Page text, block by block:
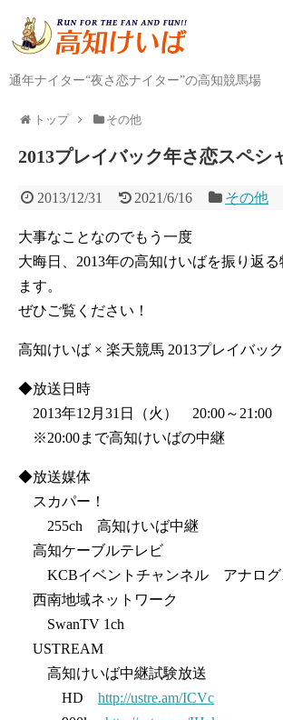
通年ナイター“夜さ恋ナイター”の高知競馬場
トップ その他
2013プレイバック年さ恋スペシ
2013/12/31 2021/6/16 その他
大事なことなのでもう一度
大晦日、2013年の高知けいばを振り返
ます。
ぜひご覧ください！
高知けいば × 楽天競馬 2013プレイバッ
◆放送日時
2013年12月31日（火） 20:00～21:00
※20:00まで高知けいばの中継
◆放送媒体
スカパー！
255ch 高知けいば中継
高知ケーブルテレビ
KCBイベントチャンネル アナログ
西南地域ネットワーク
SwanTV 1ch
USTREAM
高知けいば中継試験放送
HD http://ustre.am/ICVc